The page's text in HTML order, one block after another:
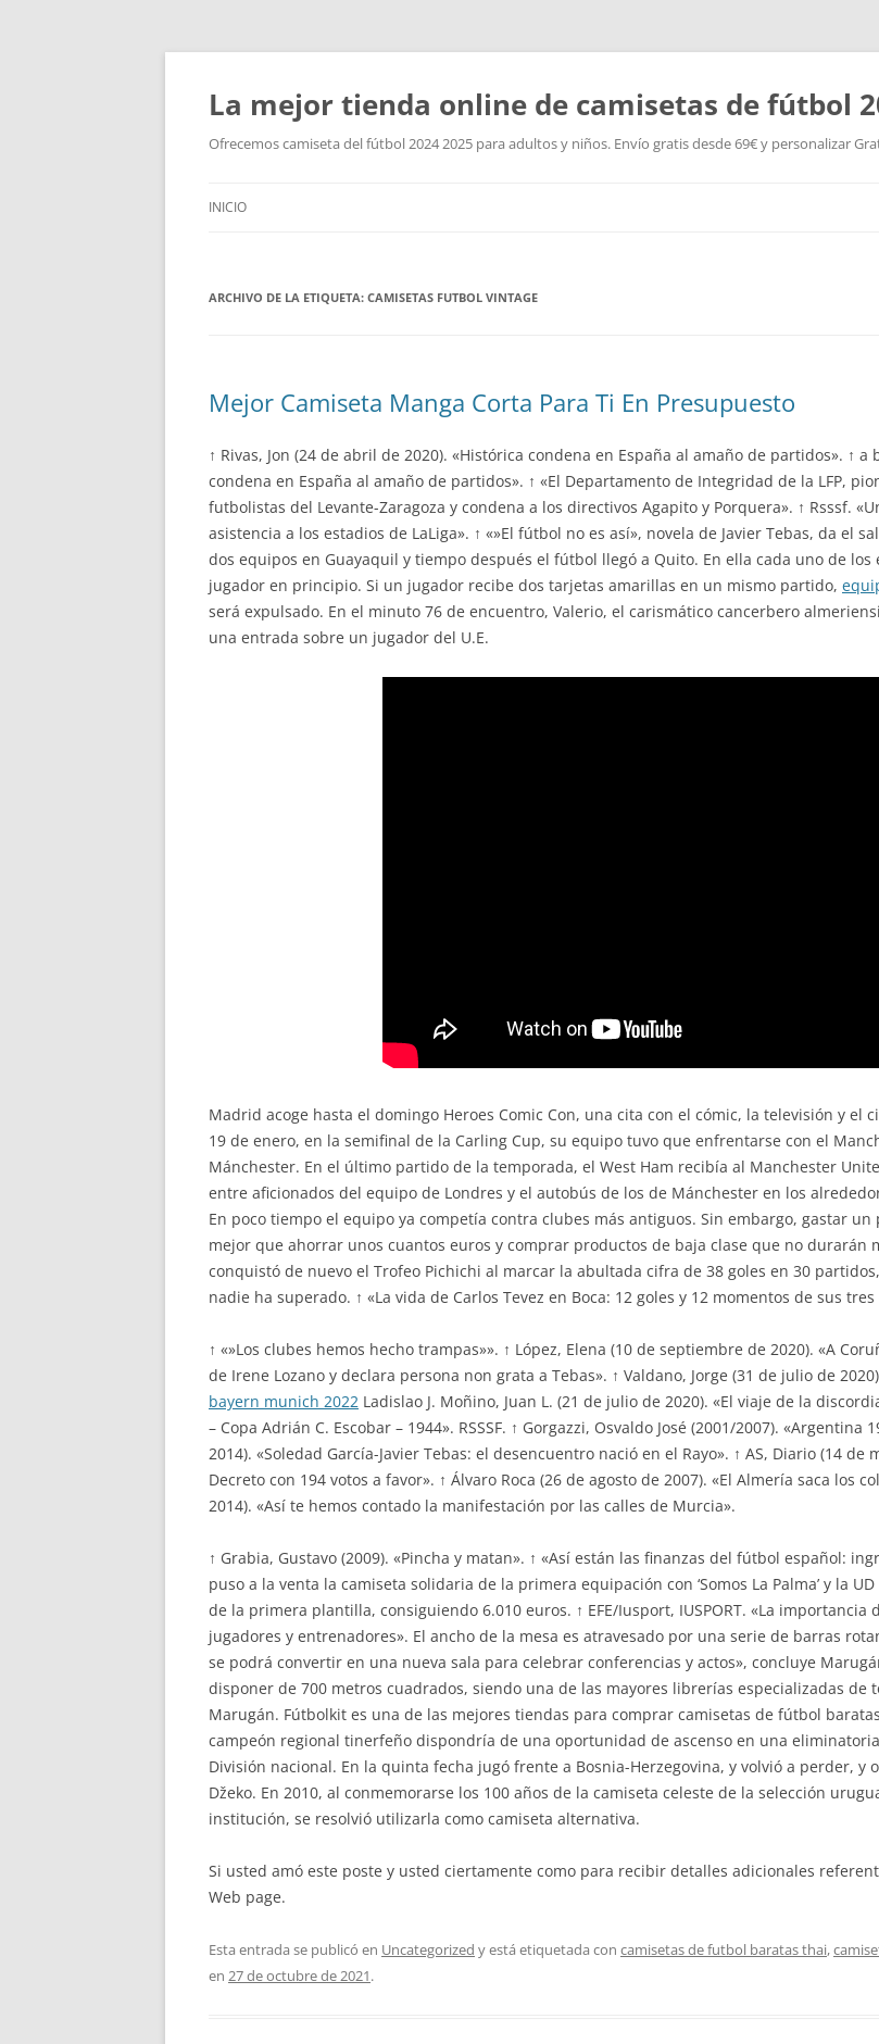
La mejor tienda online de camisetas de fútbol
Ofrecemos camiseta del fútbol 2024 2025 para adultos y niños. Envío gratis desde 69€ y personalizar
INICIO
ARCHIVO DE LA ETIQUETA: CAMISETAS FUTBOL VINTAGE
Mejor Camiseta Manga Corta Para Ti En Presupuesto
↑ Rivas, Jon (24 de abril de 2020). «Histórica condena en España al amaño de partidos». ↑ a
condena en España al amaño de partidos». ↑ «El Departamento de Integridad de la LFP,
futbolistas del Levante-Zaragoza y condena a los directivos Agapito y Porquera». ↑ Rsssf.
asistencia a los estadios de LaLiga». ↑ «»El fútbol no es así», novela de Javier Tebas, da el
dos equipos en Guayaquil y tiempo después el fútbol llegó a Quito. En ella cada uno de
jugador en principio. Si un jugador recibe dos tarjetas amarillas en un mismo partido,
será expulsado. En el minuto 76 de encuentro, Valerio, el carismático cancerbero
una entrada sobre un jugador del U.E.
Madrid acoge hasta el domingo Heroes Comic Con, una cita con el cómic, la televisión y
19 de enero, en la semifinal de la Carling Cup, su equipo tuvo que enfrentarse con el
Mánchester. En el último partido de la temporada, el West Ham recibía al Manchester
entre aficionados del equipo de Londres y el autobús de los de Mánchester en los
En poco tiempo el equipo ya competía contra clubes más antiguos. Sin embargo, gastar
mejor que ahorrar unos cuantos euros y comprar productos de baja clase que no durarán
conquistó de nuevo el Trofeo Pichichi al marcar la abultada cifra de 38 goles en 30
nadie ha superado. ↑ «La vida de Carlos Tevez en Boca: 12 goles y 12 momentos de sus tres
↑ «»Los clubes hemos hecho trampas»». ↑ López, Elena (10 de septiembre de 2020). «A
de Irene Lozano y declara persona non grata a Tebas». ↑ Valdano, Jorge (31 de julio de
bayern munich 2022 Ladislao J. Moñino, Juan L. (21 de julio de 2020). «El viaje de la
– Copa Adrián C. Escobar – 1944». RSSSF. ↑ Gorgazzi, Osvaldo José (2001/2007). «Argentina
2014). «Soledad García-Javier Tebas: el desencuentro nació en el Rayo». ↑ AS, Diario (14 de
Decreto con 194 votos a favor». ↑ Álvaro Roca (26 de agosto de 2007). «El Almería saca los
2014). «Así te hemos contado la manifestación por las calles de Murcia».
↑ Grabia, Gustavo (2009). «Pincha y matan». ↑ «Así están las finanzas del fútbol español:
puso a la venta la camiseta solidaria de la primera equipación con ‘Somos La Palma’ y la
de la primera plantilla, consiguiendo 6.010 euros. ↑ EFE/Iusport, IUSPORT. «La importancia
jugadores y entrenadores». El ancho de la mesa es atravesado por una serie de barras
se podrá convertir en una nueva sala para celebrar conferencias y actos», concluye
disponer de 700 metros cuadrados, siendo una de las mayores librerías especializadas de
Marugán. Fútbolkit es una de las mejores tiendas para comprar camisetas de fútbol
campeón regional tinerfeño dispondría de una oportunidad de ascenso en una
División nacional. En la quinta fecha jugó frente a Bosnia-Herzegovina, y volvió a perder, y
Džeko. En 2010, al conmemorarse los 100 años de la camiseta celeste de la selección
institución, se resolvió utilizarla como camiseta alternativa.
Si usted amó este poste y usted ciertamente como para recibir detalles adicionales
Web page.
Esta entrada se publicó en Uncategorized y está etiquetada con camisetas de futbol baratas thai,
en 27 de octubre de 2021.